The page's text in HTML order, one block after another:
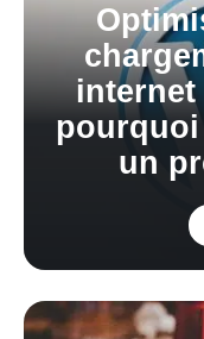
internet
un